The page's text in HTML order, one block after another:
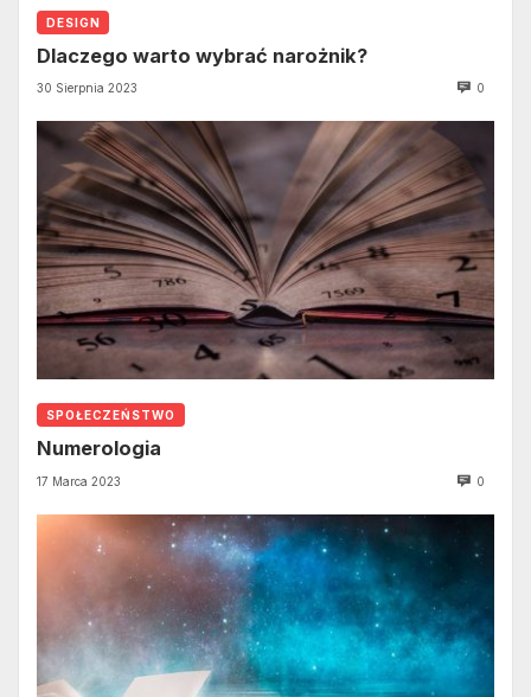
DESIGN
Dlaczego warto wybrać narożnik?
30 Sierpnia 2023 0
SPOŁECZEŃSTWO
Numerologia
17 Marca 2023 0